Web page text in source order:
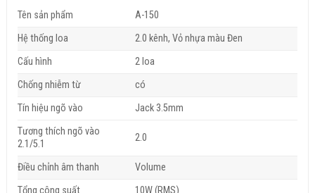
Tên sản phẩm
A-150
Hệ thống loa
2.0 kênh, Vỏ nhựa màu Đen
Cấu hình
2 loa
Chống nhiễm từ
có
Tín hiệu ngõ vào
Jack 3.5mm
Tương thích ngõ vào
2.1/5.1
2.0
Điều chỉnh âm thanh
Volume
Tổng công suất
10W (RMS)